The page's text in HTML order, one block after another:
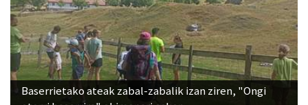
Baserrietako ateak zabal-zabalik izan ziren, "Ongi